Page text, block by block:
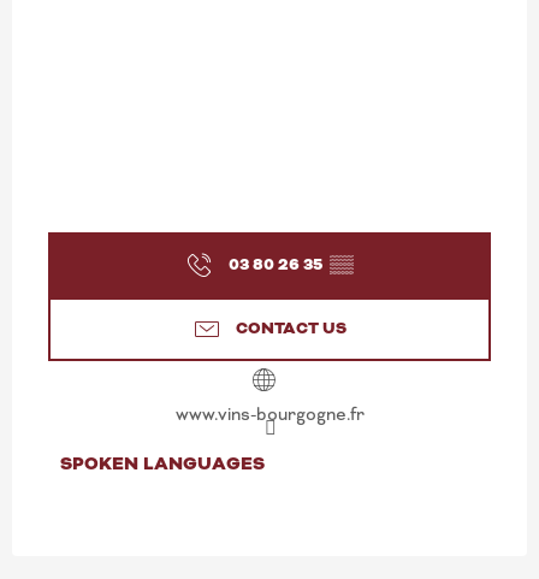
03 80 26 35 ▒▒
CONTACT US
www.vins-bourgogne.fr
SPOKEN LANGUAGES
SPOKEN LANGUAGES